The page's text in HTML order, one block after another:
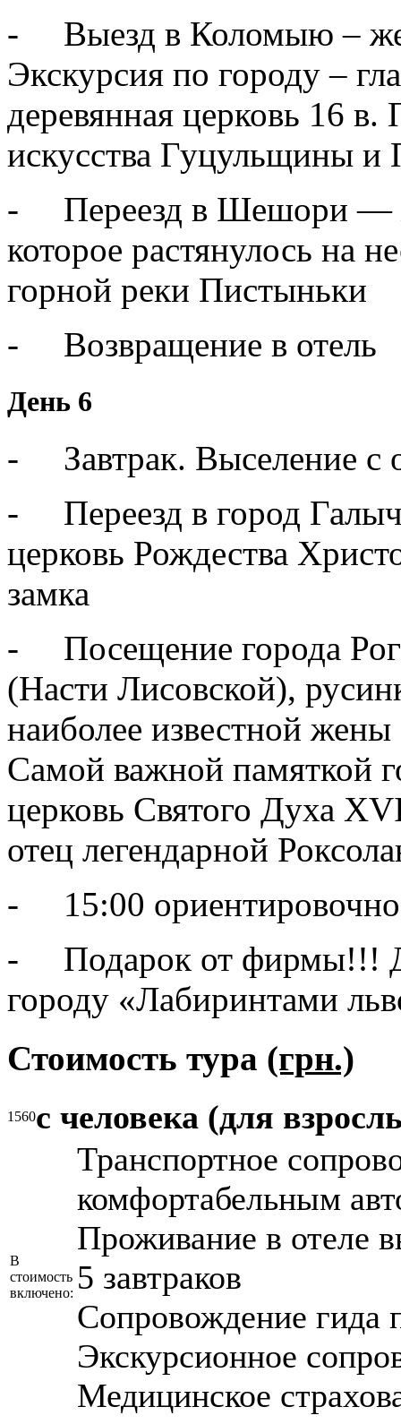
- Выезд в Коломыю –
Экскурсия по городу –
деревянная церковь 16
искусства Гуцульщины и
- Переезд в Шешори —
которое растянулось на
горной реки Пистыньки
- Возвращение в отель
День 6
- Завтрак. Выселение с
- Переезд в город
церковь Рождества
замка
- Посещение города
(Насти Лисовской),
наиболее известной
Самой важной памяткой
церковь Святого Духа
отец легендарной
- 15:00
- Подарок от фирмы!!!
городу «Лабиринтами
Стоимость тура (грн.)
1560с человека (для
В
стоимость
включено:
Транспортное
комфортабельным
Проживание в отеле
5 завтраков
Сопровождение гида
Экскурсионное
Медицинское